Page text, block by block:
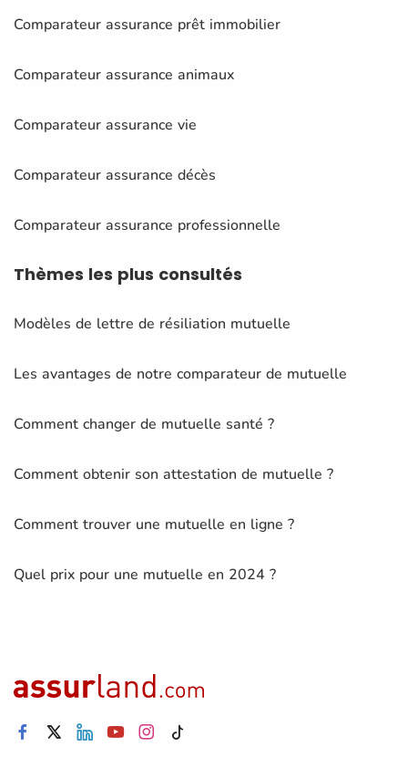
Comparateur assurance prêt immobilier
Comparateur assurance animaux
Comparateur assurance vie
Comparateur assurance décès
Comparateur assurance professionnelle
Thèmes les plus consultés
Modèles de lettre de résiliation mutuelle
Les avantages de notre comparateur de mutuelle
Comment changer de mutuelle santé ?
Comment obtenir son attestation de mutuelle ?
Comment trouver une mutuelle en ligne ?
Quel prix pour une mutuelle en 2024 ?